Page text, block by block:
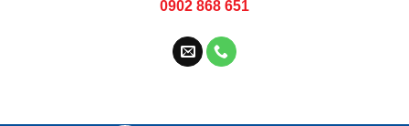
0902 868 651